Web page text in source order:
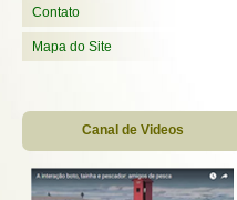
Contato
Mapa do Site
Canal de Videos